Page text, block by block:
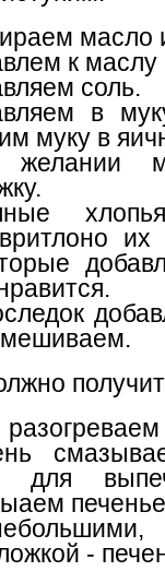
масло
к маслу
соль.
в
муку в
для
-